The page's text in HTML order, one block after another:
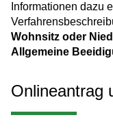
Informationen dazu
Wohnsitz oder
Allgemeine
Onlineantrag